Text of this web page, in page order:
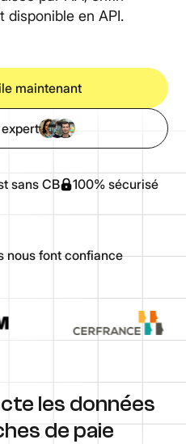
disponible en API.
maintenant
sans CB 100% sécurisé
nous font confiance
les données
de paie